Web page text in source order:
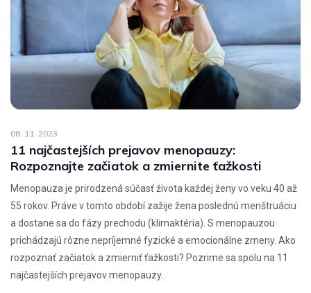
08. 11. 2023
11 najčastejších prejavov menopauzy:
Rozpoznajte začiatok a zmiernite ťažkosti
Menopauza je prirodzená súčasť života každej ženy vo veku 40 až
55 rokov. Práve v tomto období zažije žena poslednú menštruáciu
a dostane sa do fázy prechodu (klimaktéria). S menopauzou
prichádzajú rôzne nepríjemné fyzické a emocionálne zmeny. Ako
rozpoznať začiatok a zmierniť ťažkosti? Pozrime sa spolu na 11
najčastejších prejavov menopauzy.